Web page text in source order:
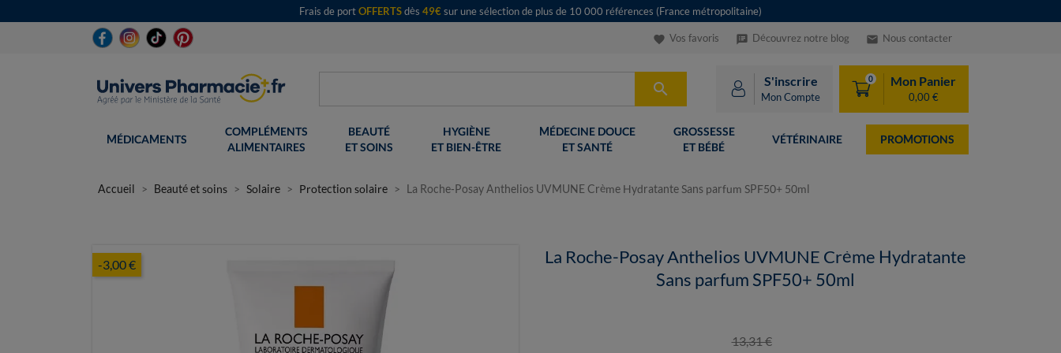
Frais de portOFFERTSdès 49€sur une sélection de plus de 10 000 références (France métropolitaine)
favorite Vos favoris speaker_notes Découvrez notre blog email Nous contacter
 S'inscrire
Mon Compte
0 Mon Panier
0,00 €
MÉDICAMENTS
COMPLÉMENTS
ALIMENTAIRES
BEAUTÉ
ET SOINS
HYGIÈNE
ET BIEN-ÊTRE
MÉDECINE DOUCE
ET SANTÉ
GROSSESSE
ET BÉBÉ
VÉTÉRINAIRE PROMOTIONS
Accueil Beauté et soins Solaire Protection solaire La Roche-Posay Anthelios UVMUNE Crème Hydratante Sans parfum SPF50+ 50ml
-3,00 €
La Roche-Posay Anthelios UVMUNE Crème Hydratante
Sans parfum SPF50+ 50ml
13,31 €